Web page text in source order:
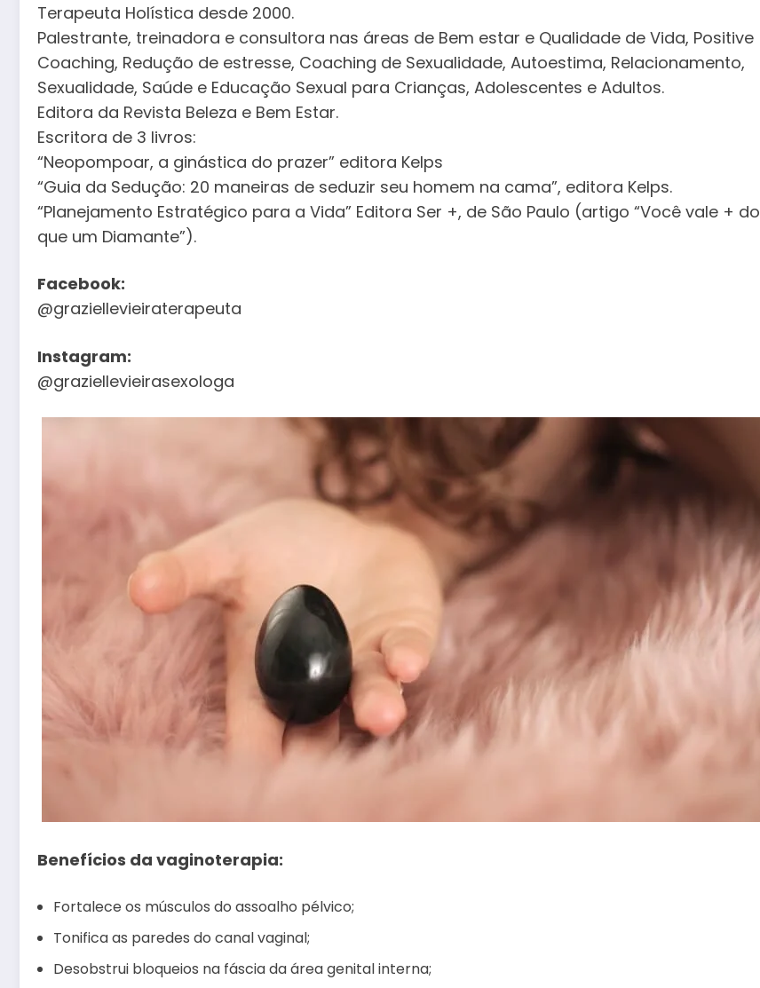
Terapeuta Holística desde 2000.
Palestrante, treinadora e consultora nas áreas de Bem estar e Qualidade de Vida, Positive
Coaching, Redução de estresse, Coaching de Sexualidade, Autoestima, Relacionamento,
Sexualidade, Saúde e Educação Sexual para Crianças, Adolescentes e Adultos.
Editora da Revista Beleza e Bem Estar.
Escritora de 3 livros:
“Neopompoar, a ginástica do prazer” editora Kelps
“Guia da Sedução: 20 maneiras de seduzir seu homem na cama”, editora Kelps.
“Planejamento Estratégico para a Vida” Editora Ser +, de São Paulo (artigo “Você vale + do
que um Diamante”).
Facebook:
@graziellevieiraterapeuta
Instagram:
@graziellevieirasexologa
Benefícios da vaginoterapia:
Fortalece os músculos do assoalho pélvico;
Tonifica as paredes do canal vaginal;
Desobstrui bloqueios na fáscia da área genital interna;